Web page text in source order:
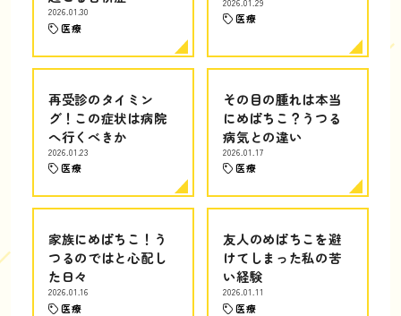
2026.01.30
医療
医療
再受診のタイミン
グ！この症状は病院
へ行くべきか
2026.01.23
医療
その目の腫れは本当
にめばちこ？うつる
病気との違い
2026.01.17
医療
家族にめばちこ！う
つるのではと心配し
た日々
2026.01.16
医療
友人のめばちこを避
けてしまった私の苦
い経験
2026.01.11
医療